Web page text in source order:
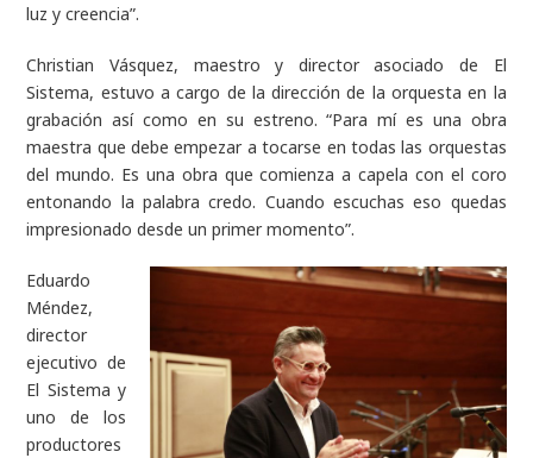
luz y creencia”.
Christian Vásquez, maestro y director asociado de El
Sistema, estuvo a cargo de la dirección de la orquesta en la
grabación así como en su estreno. “Para mí es una obra
maestra que debe empezar a tocarse en todas las orquestas
del mundo. Es una obra que comienza a capela con el coro
entonando la palabra credo. Cuando escuchas eso quedas
impresionado desde un primer momento”.
Eduardo
Méndez,
director
ejecutivo de
El Sistema y
uno de los
productores